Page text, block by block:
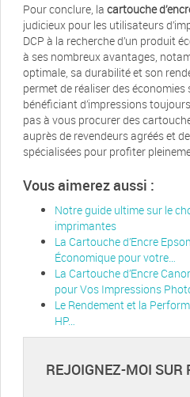
Pour conclure, la cartouche
judicieux pour les utilisateurs
DCP à la recherche d’un produit
à ses nombreux avantages,
optimale, sa durabilité et son
permet de réaliser des
bénéficiant d’impressions
pas à vous procurer des
auprès de revendeurs agréés et
spécialisées pour profiter
Vous aimerez aussi :
Notre guide ultime sur le
imprimantes
La Cartouche d’Encre
Économique pour votre…
La Cartouche d’Encre
pour Vos Impressions
Le Rendement et la
HP…
REJOIGNEZ-MOI SUR